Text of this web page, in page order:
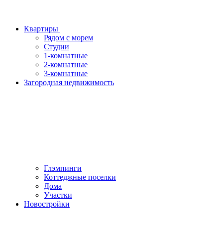
Квартиры
Рядом с морем
Студии
1-комнатные
2-комнатные
3-комнатные
Загородная недвижимость
Глэмпинги
Коттеджные поселки
Дома
Участки
Новостройки